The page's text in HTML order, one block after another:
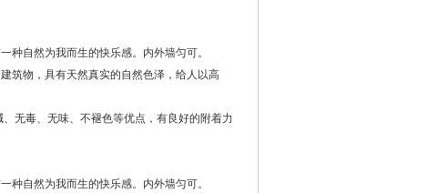
种自然为我而生的快乐感。内外墙匀可。
筑物，具有天然真实的自然色泽，给人以高
无毒、无味、不褪色等优点，有良好的附着力
种自然为我而生的快乐感。内外墙匀可。